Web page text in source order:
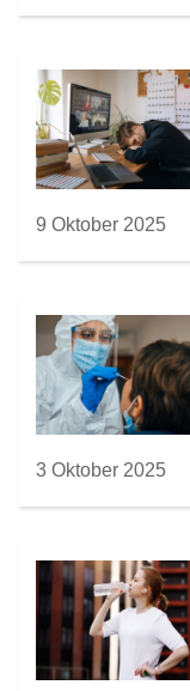
9 Oktober 2025
3 Oktober 2025